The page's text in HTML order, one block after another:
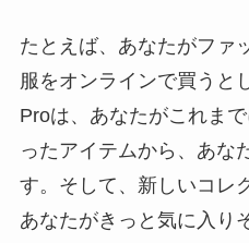
たとえば、あなたがファ
服をオンラインで買うと
Proは、あなたがこれま
ったアイテムから、あな
す。そして、新しいコレ
あなたがきっと気に入り